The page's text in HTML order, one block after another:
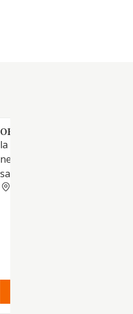
ORNATRICES SL.
la explotación de toda clase
negocios relacionados con
salones de peluquería y